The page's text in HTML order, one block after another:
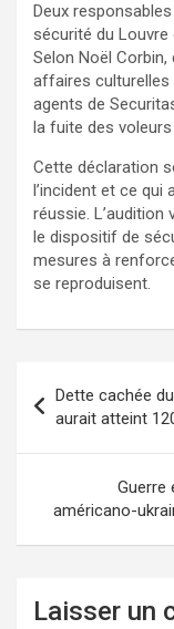
Deux
sécurité du
Selon Noël Corbin,
affaires culturelles
agents de
la fuite des voleurs
Cette déclaration
l’incident et ce qui
réussie.
le dispositif de
mesures à
se reproduisent.
Dette cachée
aurait atteint
Guerre
américano-
Laisser un